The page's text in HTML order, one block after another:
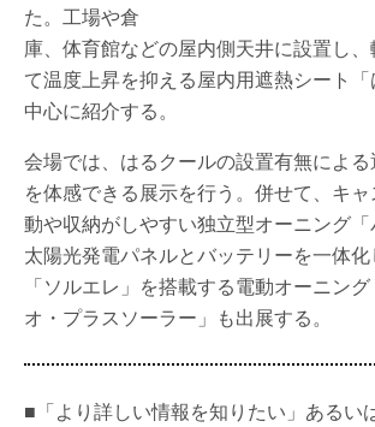
た。工場や倉
庫、体育館などの屋内側天井に設置し
て温度上昇を抑える屋内用遮熱シート
中心に紹介する。
会場では、はるクールの設置有無によ
を体感できる展示を行う。併せて、キ
動や収納がしやすい独立型オーニング「
太陽光発電パネルとバッテリーを一体化
「ソルエレ」を搭載する電動オーニン
オ・プラスソーラー」も出展する。
■「より詳しい情報を知りたい」あるい